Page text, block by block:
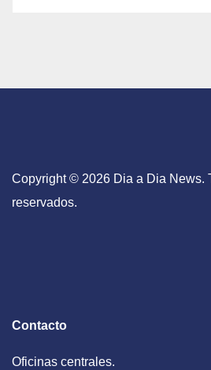
Copyright © 2026 Dia a Dia News.
reservados.
Contacto
Oficinas centrales.